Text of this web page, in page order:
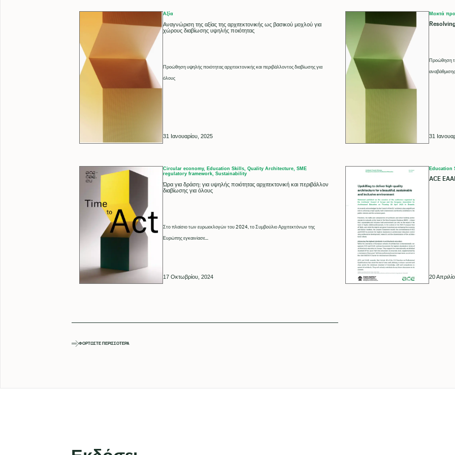
Αξία
Αναγνώριση της αξίας της αρχιτεκτονικής ως βασικού μοχλού για
χώρους διαβίωσης υψηλής ποιότητας
Προώθηση υψηλής ποιότητας αρχιτεκτονικής και περιβάλλοντος διαβίωσης για
όλους
31 Ιανουαρίου, 2025
Μεικτά
Προώθηση
31
Circular economy, Education Skills, Quality Architecture, SME
regulatory framework, Sustainability
Ώρα για δράση: για υψηλής ποιότητας αρχιτεκτονική και περιβάλλον
διαβίωσης για όλους
Στο πλαίσιο των ευρωεκλογών του 2024, το Συμβούλιο Αρχιτεκτόνων της
Ευρώπης εγκαινίασε...
17 Οκτωβρίου, 2024
Education
ACE
20
ΦΟΡΤΏΣΤΕ ΠΕΡΙΣΣΌΤΕΡΑ